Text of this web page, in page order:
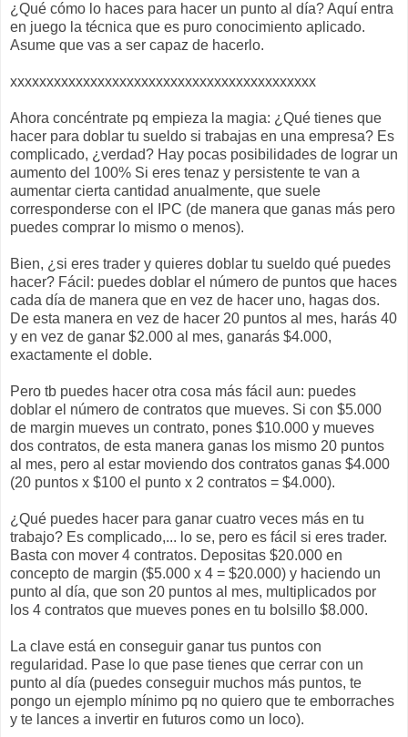
¿Qué cómo lo haces para hacer un punto al día? Aquí entra
en juego la técnica que es puro conocimiento aplicado.
Asume que vas a ser capaz de hacerlo.
xxxxxxxxxxxxxxxxxxxxxxxxxxxxxxxxxxxxxxxxxx
Ahora concéntrate pq empieza la magia: ¿Qué tienes que
hacer para doblar tu sueldo si trabajas en una empresa? Es
complicado, ¿verdad? Hay pocas posibilidades de lograr un
aumento del 100% Si eres tenaz y persistente te van a
aumentar cierta cantidad anualmente, que suele
corresponderse con el IPC (de manera que ganas más pero
puedes comprar lo mismo o menos).
Bien, ¿si eres trader y quieres doblar tu sueldo qué puedes
hacer? Fácil: puedes doblar el número de puntos que haces
cada día de manera que en vez de hacer uno, hagas dos.
De esta manera en vez de hacer 20 puntos al mes, harás 40
y en vez de ganar $2.000 al mes, ganarás $4.000,
exactamente el doble.
Pero tb puedes hacer otra cosa más fácil aun: puedes
doblar el número de contratos que mueves. Si con $5.000
de margin mueves un contrato, pones $10.000 y mueves
dos contratos, de esta manera ganas los mismo 20 puntos
al mes, pero al estar moviendo dos contratos ganas $4.000
(20 puntos x $100 el punto x 2 contratos = $4.000).
¿Qué puedes hacer para ganar cuatro veces más en tu
trabajo? Es complicado,... lo se, pero es fácil si eres trader.
Basta con mover 4 contratos. Depositas $20.000 en
concepto de margin ($5.000 x 4 = $20.000) y haciendo un
punto al día, que son 20 puntos al mes, multiplicados por
los 4 contratos que mueves pones en tu bolsillo $8.000.
La clave está en conseguir ganar tus puntos con
regularidad. Pase lo que pase tienes que cerrar con un
punto al día (puedes conseguir muchos más puntos, te
pongo un ejemplo mínimo pq no quiero que te emborraches
y te lances a invertir en futuros como un loco).